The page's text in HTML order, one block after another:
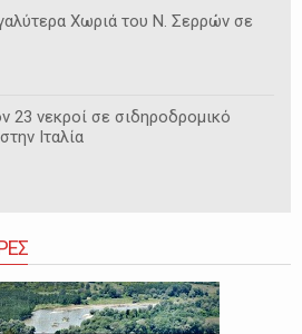
Χωριά του Ν. Σερρών σε
23 νεκροί σε σιδηροδρομικό
Ιταλία